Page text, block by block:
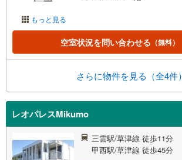
もっと見る
空室状況を問い合わせる （無料）
さらに物件を見る（全4件）
レオパレスMikumo
三雲駅/草津線 徒歩11分
甲西駅/草津線 徒歩45分